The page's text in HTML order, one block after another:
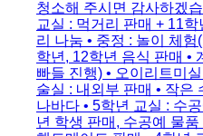
청소해 주시면 감사하겠
교실 : 먹거리 판매 + 11
리 나눔 • 중정 : 놀이 체
학년, 12학년 음식 판매 •
빠들 진행) • 오이리트미
술실 : 내외부 판매 • 작은
나바다 • 5학년 교실 : 수
년 학생 판매, 수공예 물